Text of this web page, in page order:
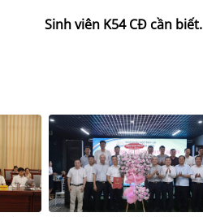
Sinh viên K54 CĐ cần biết.